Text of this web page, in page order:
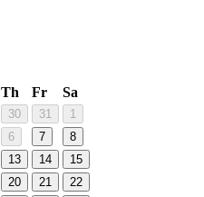
Th Fr Sa
30 31
1
6 7
8
13 14
15
20 21
22